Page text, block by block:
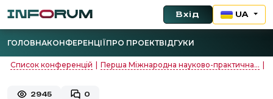
Вхід UA
ГОЛОВНАКОНФЕРЕНЦІЇПРО ПРОЕКТВІДГУКИ
Список конференцій Перша Міжнародна науково-практична...
2945 0